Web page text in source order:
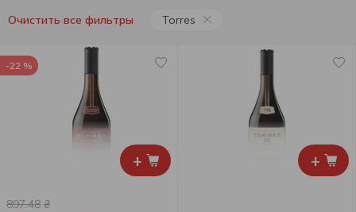
Очистить все фильтры Torres
+
-22 %
897.48 ₴
+